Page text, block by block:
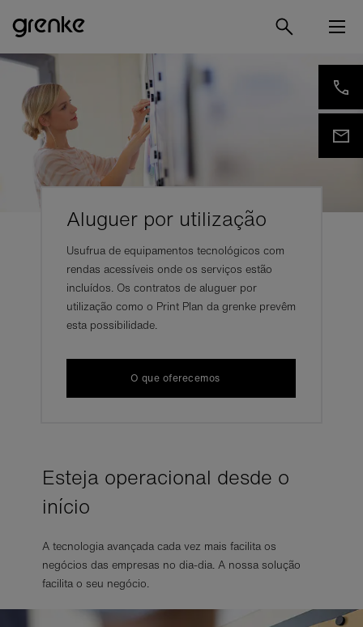
Aluguer por utilização
Usufrua de equipamentos tecnológicos com
rendas acessíveis onde os serviços estão
incluídos. Os contratos de aluguer por
utilização como o Print Plan da grenke prevêm
esta possibilidade.
O que oferecemos
Esteja operacional desde o
início
A tecnologia avançada cada vez mais facilita os
negócios das empresas no dia-dia. A nossa solução
facilita o seu negócio.